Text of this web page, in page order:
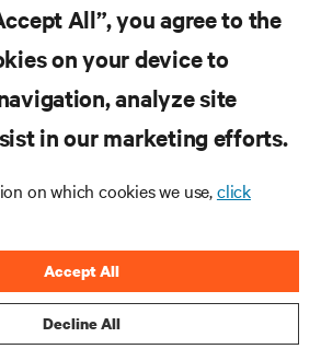
All”, you agree to the
on your device to
analyze site
in our marketing efforts.
on which cookies we use,click
Decline All
Accept All